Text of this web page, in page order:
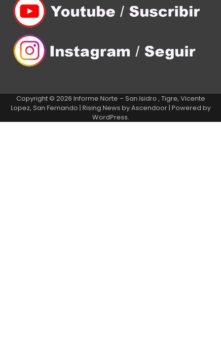
Copyright © 2026 Informe Norte – San Isidro , Tigre, Vicente
Lopez, San Fernando | Rising News byAscendoor| Powered by
WordPress.